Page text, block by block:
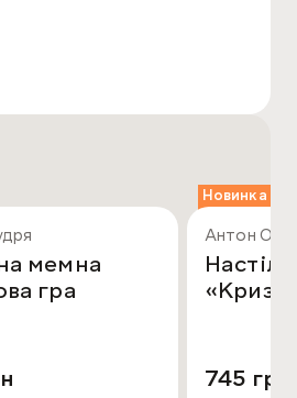
мемна
гра
Новинка
Антон
745 грн